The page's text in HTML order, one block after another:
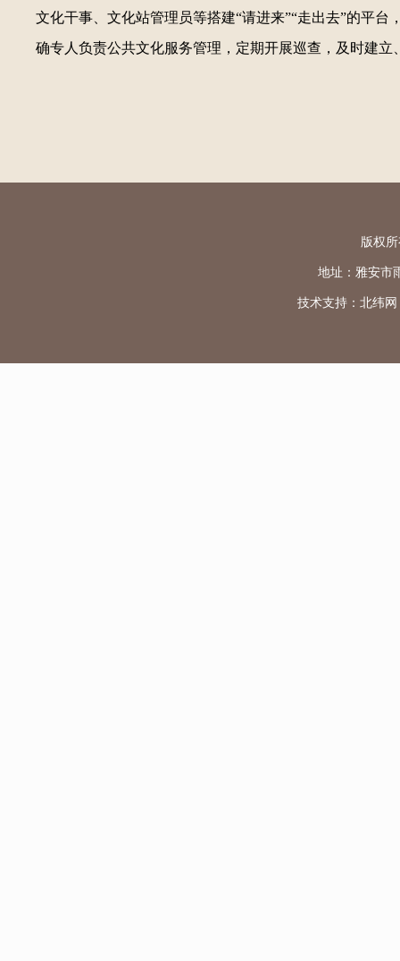
文化干事、文化站管理员等搭建“请进来”“走出去”的平
确专人负责公共文化服务管理，定期开展巡查，及时建
版权
地址：雅安市
技术支持： 北纬网